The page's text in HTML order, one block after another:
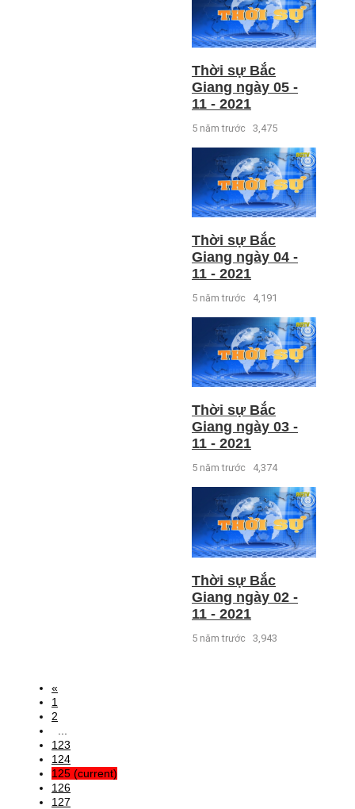
Thời sự Bắc
Giang ngày 05 -
11 - 2021
5 năm trước 3,475
Thời sự Bắc
Giang ngày 04 -
11 - 2021
5 năm trước 4,191
Thời sự Bắc
Giang ngày 03 -
11 - 2021
5 năm trước 4,374
Thời sự Bắc
Giang ngày 02 -
11 - 2021
5 năm trước 3,943
«
1
2
123
124
125 (current)
126
127